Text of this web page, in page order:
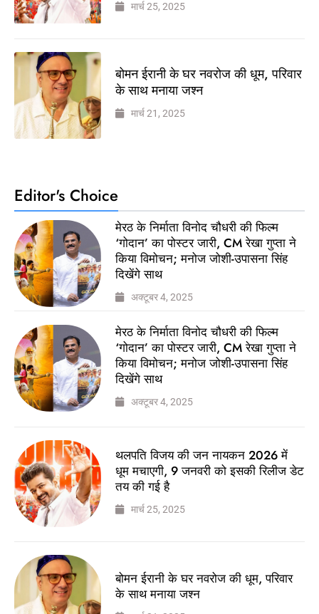
मार्च 25, 2025
बोमन ईरानी के घर नवरोज की धूम, परिवार
के साथ मनाया जश्न
मार्च 21, 2025
Editor's Choice
मेरठ के निर्माता विनोद चौधरी की फिल्म
‘गोदान’ का पोस्टर जारी, CM रेखा गुप्ता ने
किया विमोचन; मनोज जोशी-उपासना सिंह
दिखेंगे साथ
अक्टूबर 4, 2025
मेरठ के निर्माता विनोद चौधरी की फिल्म
‘गोदान’ का पोस्टर जारी, CM रेखा गुप्ता ने
किया विमोचन; मनोज जोशी-उपासना सिंह
दिखेंगे साथ
अक्टूबर 4, 2025
थलपति विजय की जन नायकन 2026 में
धूम मचाएगी, 9 जनवरी को इसकी रिलीज डेट
तय की गई है
मार्च 25, 2025
बोमन ईरानी के घर नवरोज की धूम, परिवार
के साथ मनाया जश्न